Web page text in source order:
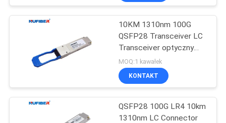
10KM 1310nm 100G
QSFP28 Transceiver LC
Transceiver optyczny
QSFP28-100G-LR4
MOQ:1 kawałek
KONTAKT
QSFP28 100G LR4 10km
1310nm LC Connector